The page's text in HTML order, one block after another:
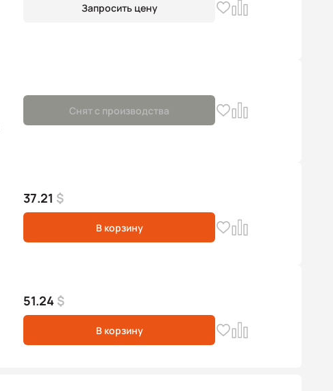
Запросить цену
Снят с производства
37.21 $
В корзину
51.24 $
В корзину